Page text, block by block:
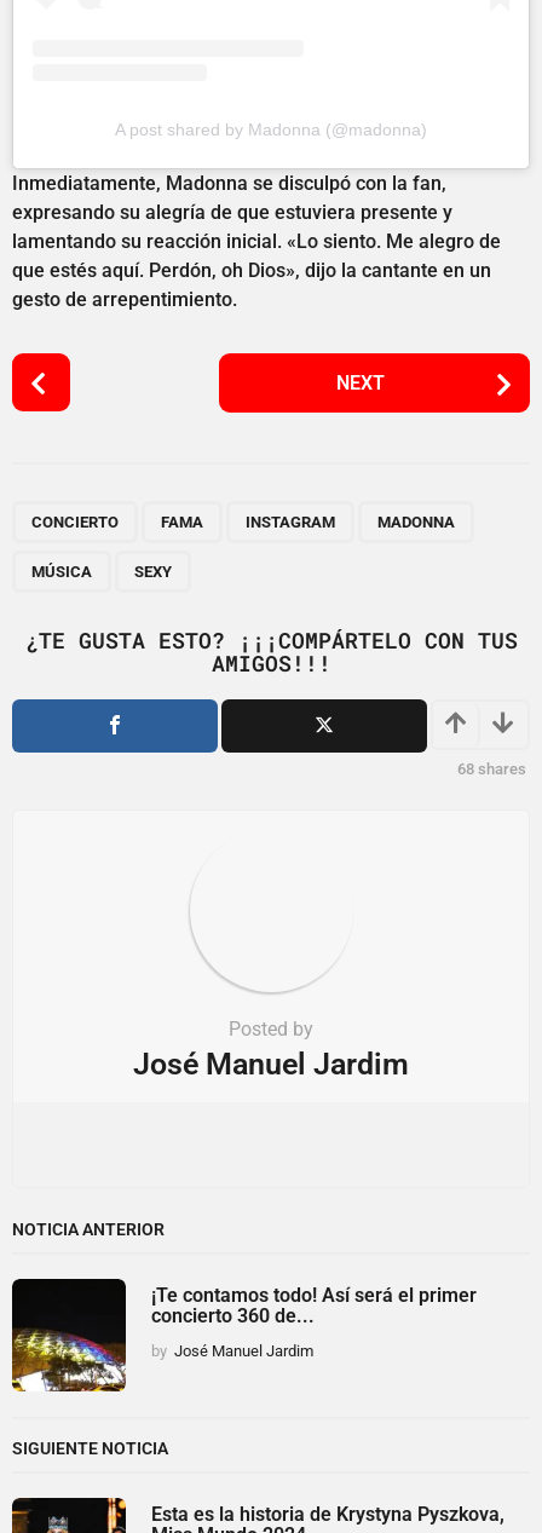
A post shared by Madonna (@madonna)
Inmediatamente, Madonna se disculpó con la fan,
expresando su alegría de que estuviera presente y
lamentando su reacción inicial. «Lo siento. Me alegro de
que estés aquí. Perdón, oh Dios», dijo la cantante en un
gesto de arrepentimiento.
P
o
i
o
NEXT
CONCIERTO FAMA INSTAGRAM MADONNA
MÚSICA SEXY
¿TE GUSTA ESTO? ¡¡¡COMPÁRTELO CON TUS
AMIGOS!!!
68 shares
Posted by
José Manuel Jardim
NOTICIA ANTERIOR
¡Te contamos todo! Así será el primer
concierto 360 de...
by José Manuel Jardim
SIGUIENTE NOTICIA
Esta es la historia de Krystyna Pyszkova,